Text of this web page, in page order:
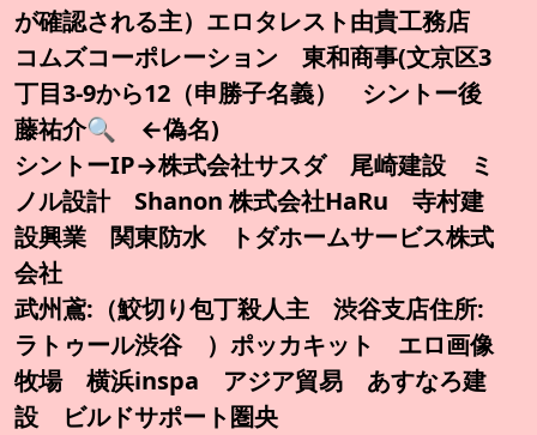
が確認される主）エロタレスト由貴工務店
コムズコーポレーション 東和商事(文京区3
丁目3-9から12（申勝子名義） シントー後
藤祐介🔍️ ←偽名)
シントーIP→株式会社サスダ 尾崎建設 ミ
ノル設計 Shanon 株式会社HaRu 寺村建
設興業 関東防水 トダホームサービス株式
会社
武州鳶:（鮫切り包丁殺人主 渋谷支店住所:
ラトゥール渋谷 ）ポッカキット エロ画像
牧場 横浜inspa アジア貿易 あすなろ建
設 ビルドサポート圏央